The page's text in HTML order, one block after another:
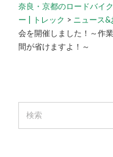
奈良・京都のロードバイ
ー | トレック > ニュース
会を開催しました！～作
間が省けますよ！～